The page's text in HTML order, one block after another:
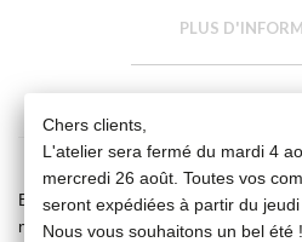
PLUS
Bague black rosary, perle blanche
mm sur anneau en or jaune 18 carats.
Chers clients,
L'atelier sera fermé du mardi 4
mercredi 26 août. Toutes vos
seront expédiées à partir du jeudi
Nous vous souhaitons un bel été !